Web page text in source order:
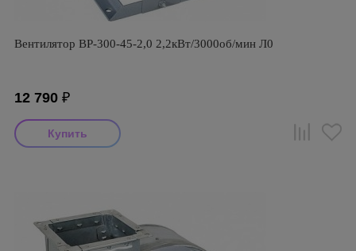
Вентилятор ВР-300-45-2,0 2,2кВт/3000об/мин Л0
12 790 ₽